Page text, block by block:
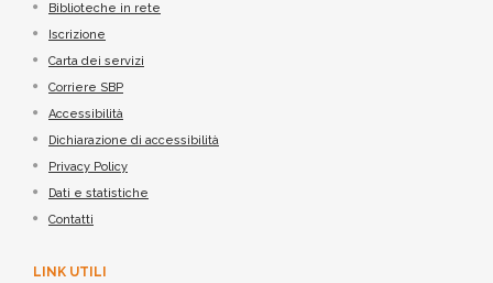
Biblioteche in rete
Iscrizione
Carta dei servizi
Corriere SBP
Accessibilità
Dichiarazione di accessibilità
Privacy Policy
Dati e statistiche
Contatti
LINK UTILI